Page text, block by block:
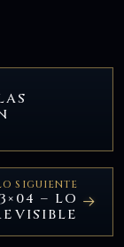
SIGUIENTE
– LO